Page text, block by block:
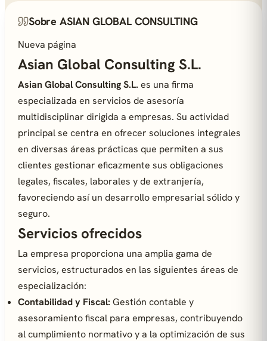
Sobre ASIAN GLOBAL CONSULTING
Nueva página
Asian Global Consulting S.L.
Asian Global Consulting S.L. es una firma
especializada en servicios de asesoría
multidisciplinar dirigida a empresas. Su actividad
principal se centra en ofrecer soluciones integrales
en diversas áreas prácticas que permiten a sus
clientes gestionar eficazmente sus obligaciones
legales, fiscales, laborales y de extranjería,
favoreciendo así un desarrollo empresarial sólido y
seguro.
Servicios ofrecidos
La empresa proporciona una amplia gama de
servicios, estructurados en las siguientes áreas de
especialización:
Contabilidad y Fiscal: Gestión contable y
asesoramiento fiscal para empresas, contribuyendo
al cumplimiento normativo y a la optimización de sus